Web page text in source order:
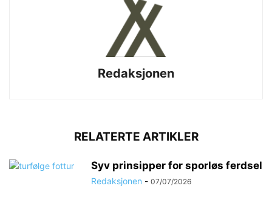
Redaksjonen
RELATERTE ARTIKLER
Syv prinsipper for sporløs ferdsel
Redaksjonen - 07/07/2026